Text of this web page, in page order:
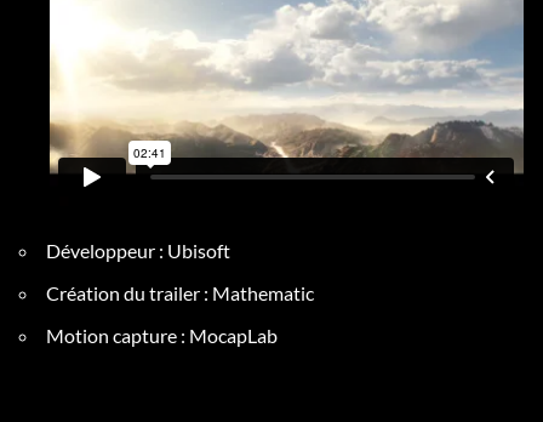
Développeur : Ubisoft
Création du trailer : Mathematic
Motion capture : MocapLab